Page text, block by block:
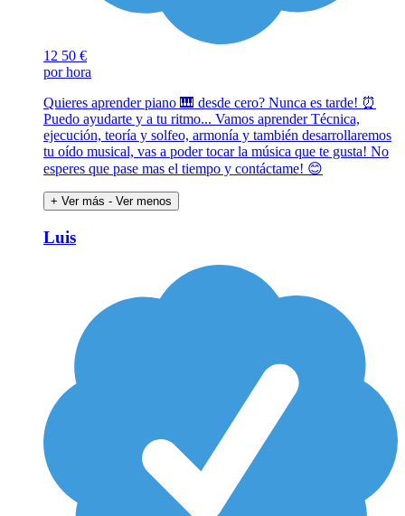
12 50 €
por hora
Quieres aprender piano 🎹 desde cero? Nunca es tarde! ⏰️
Puedo ayudarte y a tu ritmo... Vamos aprender Técnica,
ejecución, teoría y solfeo, armonía y también desarrollaremos
tu oído musical, vas a poder tocar la música que te gusta! No
esperes que pase mas el tiempo y contáctame! 😊
+ Ver más - Ver menos
Luis